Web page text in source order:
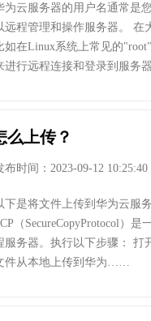
为云服务器的用户名通常是
远程管理和操作服务器。 在
如在Linux系统上常见的
进行远程连接和登录到服务
么上传？
布时间：2023-09-12 10:25:40
下是将文件上传到华为云服
（SecureCopyProtocol）
服务器。执行以下步骤： 打
件从本地上传到华为……